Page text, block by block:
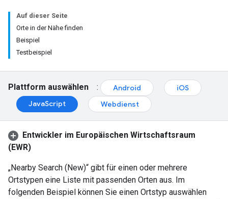
Auf dieser Seite
Orte in der Nähe finden
Beispiel
Testbeispiel
Plattform auswählen : Android
iOS
JavaScript
Webdienst
Entwickler im Europäischen Wirtschaftsraum
(EWR)
„Nearby Search (New)“ gibt für einen oder mehrere
Ortstypen eine Liste mit passenden Orten aus. Im
folgenden Beispiel können Sie einen Ortstyp auswählen